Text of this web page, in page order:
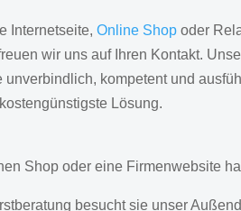
Internetseite, Online Shopoder
wir uns auf Ihren Kontakt.
kompetent und
Lösung.
Shop oder eine Firmenwebsite
besucht sie unser